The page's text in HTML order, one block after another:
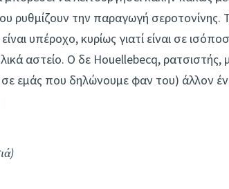
ρυθμίζουν την παραγωγή σεροτονίνης.
υπέροχο, κυρίως γιατί είναι σε
αστείο. Ο δε Houellebecq,
σε εμάς που δηλώνουμε φαν του) άλλον